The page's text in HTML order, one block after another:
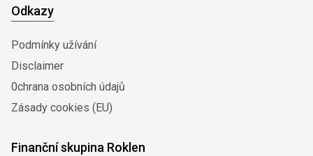
Odkazy
Podmínky užívání
Disclaimer
0chrana osobních údajů
Zásady cookies (EU)
Finanční skupina Roklen